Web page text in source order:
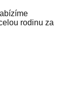
rodinu za